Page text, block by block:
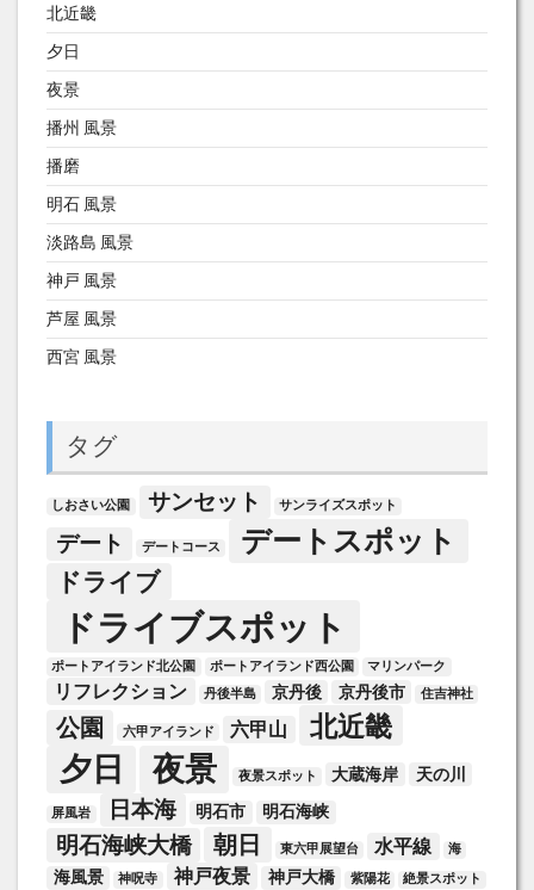
北近畿
夕日
夜景
播州 風景
播磨
明石 風景
淡路島 風景
神戸 風景
芦屋 風景
西宮 風景
タグ
しおさい公園 サンセット サンライズスポット
デート デートコース デートスポット
ドライブ
ドライブスポット
ポートアイランド北公園 ポートアイランド西公園 マリンパーク
リフレクション 丹後半島 京丹後 京丹後市 住吉神社
公園 六甲アイランド 六甲山 北近畿
夕日 夜景 夜景スポット 大蔵海岸 天の川
屏風岩 日本海 明石市 明石海峡
明石海峡大橋 朝日 東六甲展望台 水平線 海
海風景 神呪寺 神戸夜景 神戸大橋 紫陽花 絶景スポット